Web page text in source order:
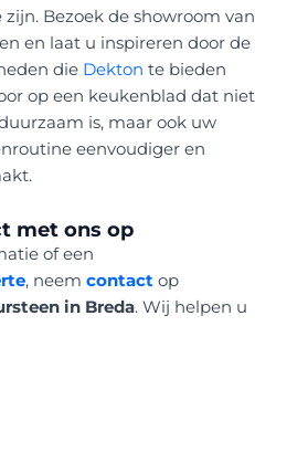
Bezoek de showroom van
en laat u inspireren door de
die Dekton te bieden
op een keukenblad dat niet
is, maar ook uw
eenvoudiger en
met ons op
of een
, neem contact op
in Breda. Wij helpen u